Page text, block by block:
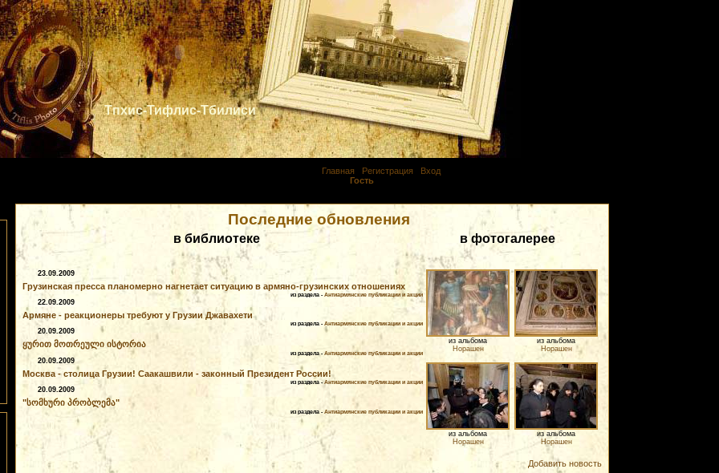
Тпхис-Тифлис-Тбилиси
Главная Регистрация
Вход
Гость
Последние обновления
в библиотеке в фотогалерее
23.09.2009
Грузинская пресса планомерно нагнетает ситуацию в армяно-грузинских отношениях
из раздела - Антиармянские публикации и акции
22.09.2009
Армяне - реакционеры требуют у Грузии Джавахети
из раздела - Антиармянские публикации и акции
20.09.2009
ყურით მოთრეული ისტორია
из раздела - Антиармянские публикации и акции
20.09.2009
Москва - столица Грузии! Саакашвили - законный Президент России!
из раздела -Антиармянские публикации и акции
20.09.2009
"სომხური პრობლემა"
из раздела - Антиармянские публикации и акции
из альбома
Норашен
из альбома
Норашен
из альбома
Норашен
из альбома
Норашен
Добавить новость